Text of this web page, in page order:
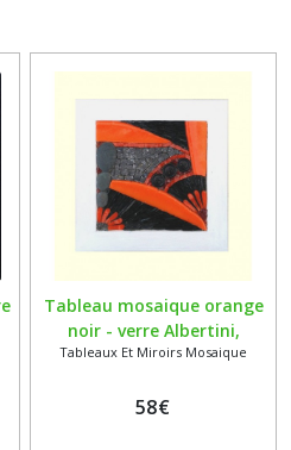
Tableau mosaique orange
noir - verre Albertini,
marbre noir, boutons,
support bois
Tableaux Et Miroirs Mosaique
58€